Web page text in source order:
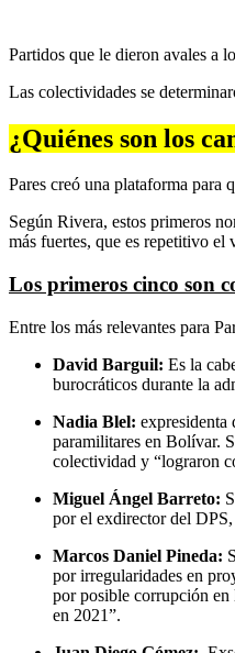
Partidos que le dieron avales a
Las colectividades se
¿Quiénes son los
Pares creó una plataforma para
Según Rivera, estos primeros
más fuertes, que es repetitivo el
Los primeros cinco son
Entre los más relevantes para
David Barguil: Es la
burocráticos durante la
Nadia Blel: expresidenta
paramilitares en Bolívar.
colectividad y “lograron
Miguel Ángel Barreto:
por el exdirector del DPS,
Marcos Daniel Pineda:
por irregularidades en
por posible corrupción
en 2021”.